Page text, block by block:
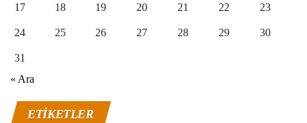
17 18 19 20 21 22 23
24 25 26 27 28 29 30
31
« Ara
ETIKETLER